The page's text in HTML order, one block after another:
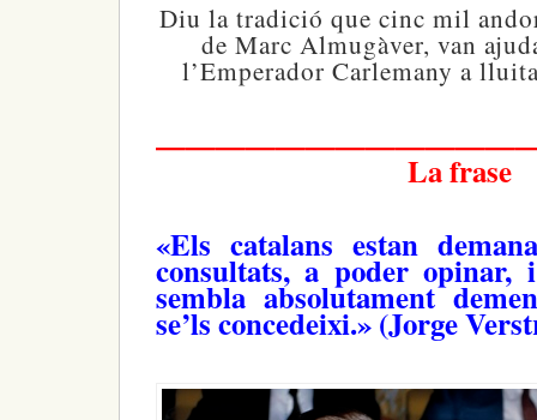
Diu la tradició que cinc mil
de Marc Almugàver, van
l’Emperador Carlemany a
La frase
«Els catalans estan
consultats, a poder opinar,
sembla absolutament
se’ls concedeixi.» (Jorge